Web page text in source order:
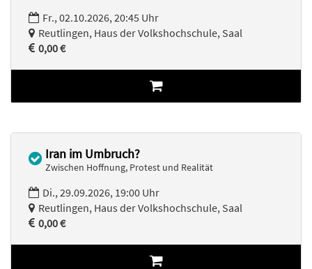
Fr., 02.10.2026, 20:45 Uhr
Reutlingen, Haus der Volkshochschule, Saal
0,00 €
Iran im Umbruch?
Zwischen Hoffnung, Protest und Realität
Di., 29.09.2026, 19:00 Uhr
Reutlingen, Haus der Volkshochschule, Saal
0,00 €